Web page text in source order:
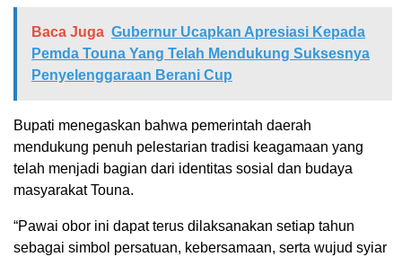
Baca Juga Gubernur Ucapkan Apresiasi Kepada
Pemda Touna Yang Telah Mendukung Suksesnya
Penyelenggaraan Berani Cup
Bupati menegaskan bahwa pemerintah daerah
mendukung penuh pelestarian tradisi keagamaan yang
telah menjadi bagian dari identitas sosial dan budaya
masyarakat Touna.
“Pawai obor ini dapat terus dilaksanakan setiap tahun
sebagai simbol persatuan, kebersamaan, serta wujud syiar